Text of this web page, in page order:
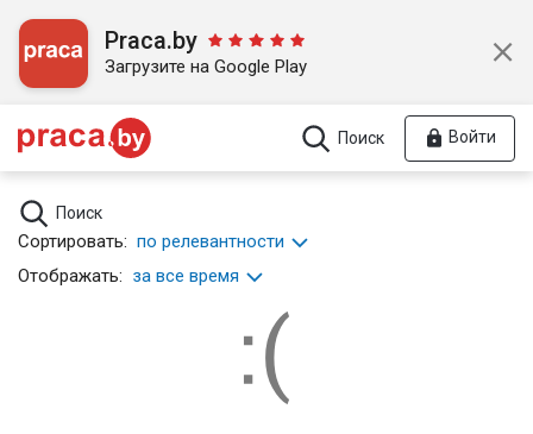
Praca.by
Загрузите на Google Play
Поиск Войти
Поиск
Сортировать: по релевантности
Отображать: за все время